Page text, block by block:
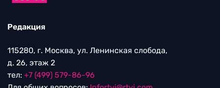
Редакция
115280, г. Москва, ул. Ленинская слобода,
д. 26, этаж 2
тел: +7 (499) 579-86-96